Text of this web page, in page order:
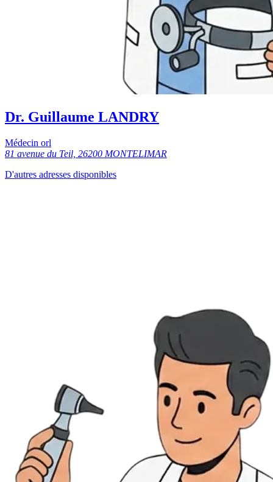
Dr. Guillaume LANDRY
Médecin orl
81 avenue du Teil, 26200 MONTELIMAR
D'autres adresses disponibles